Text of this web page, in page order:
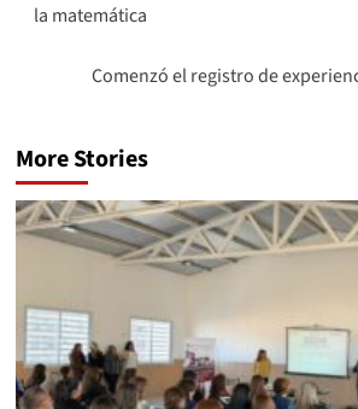
la matemática
Comenzó el registro de
More Stories